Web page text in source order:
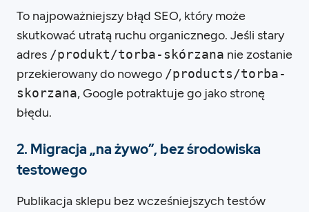
To najpoważniejszy błąd SEO, który może
skutkować utratą ruchu organicznego. Jeśli stary
adres /produkt/torba-skórzana nie zostanie
przekierowany do nowego /products/torba-
skorzana, Google potraktuje go jako stronę
błędu.
2. Migracja „na żywo”, bez środowiska
testowego
Publikacja sklepu bez wcześniejszych testów